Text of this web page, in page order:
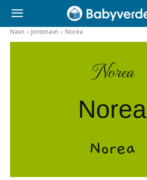
Navn Jentenavn Norea
Norea
Norea
Norea